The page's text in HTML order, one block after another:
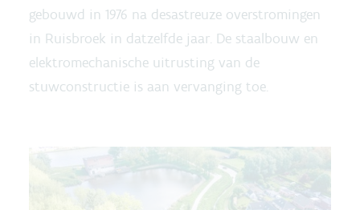
gebouwd in 1976 na desastreuze overstromingen
in Ruisbroek in datzelfde jaar. De staalbouw en
elektromechanische uitrusting van de
stuwconstructie is aan vervanging toe.